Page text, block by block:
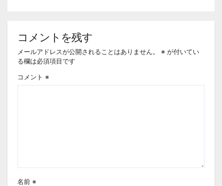
コメントを残す
メールアドレスが公開されることはありません。 ※ が付いてい
る欄は必須項目です
コメント ※
名前 ※